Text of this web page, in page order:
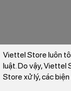
Viettel Store luôn
luật. Do vậy, Viettel
Store xử lý, các